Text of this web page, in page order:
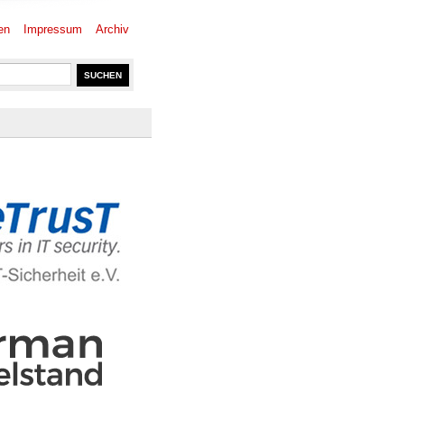
Impressum Archiv